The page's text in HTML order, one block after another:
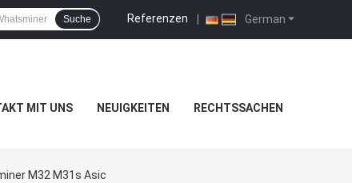
German
Referenzen |
Suche
MIT UNS NEUIGKEITEN RECHTSSACHEN
M32 M31s Asic